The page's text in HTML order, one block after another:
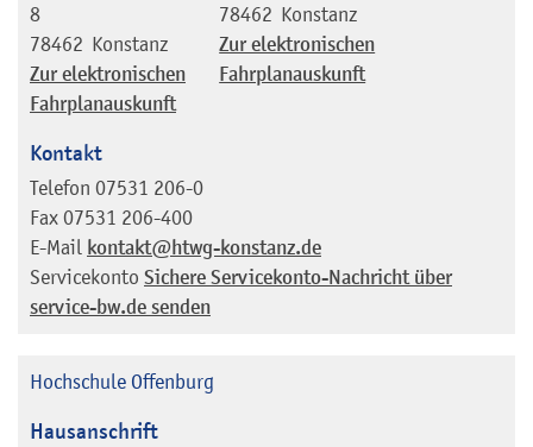
8
78462 Konstanz
Zur elektronischen
Fahrplanauskunft
78462 Konstanz
Zur elektronischen
Fahrplanauskunft
Kontakt
Telefon 07531 206-0
Fax 07531 206-400
E-Mail kontakt@htwg-konstanz.de
Servicekonto Sichere Servicekonto-Nachricht über
service-bw.de senden
Hochschule Offenburg
Hausanschrift